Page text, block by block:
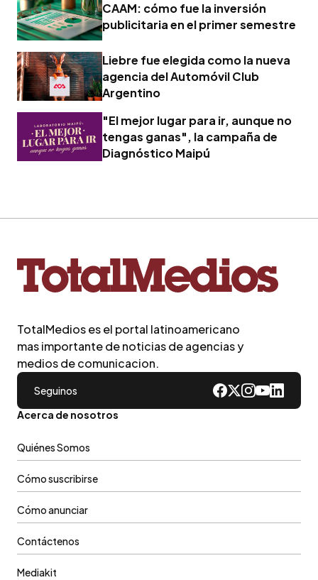
CAAM: cómo fue la inversión
publicitaria en el primer semestre
Liebre fue elegida como la nueva
agencia del Automóvil Club
Argentino
"El mejor lugar para ir, aunque no
tengas ganas", la campaña de
Diagnóstico Maipú
TotalMedios es el portal latinoamericano
mas importante de noticias de agencias y
medios de comunicacion.
Seguinos
Acerca de nosotros
Quiénes Somos
Cómo suscribirse
Cómo anunciar
Contáctenos
Mediakit